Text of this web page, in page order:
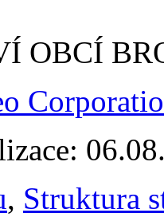
OBCÍ
, Struktura